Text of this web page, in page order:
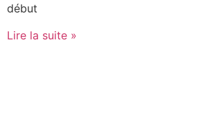
début
Lire la suite »